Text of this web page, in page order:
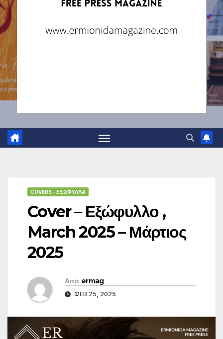
COVERS - ΕΞΏΦΥΛΛΑ
Cover – Εξώφυλλο ,
March 2025 – Μάρτιος
2025
Από ermag
ΦΕΒ 25, 2025